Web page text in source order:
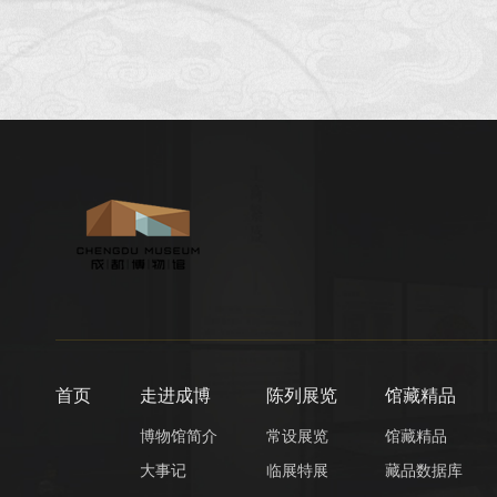
首页 走进成博
博物馆简介
大事记
陈列展览
常设展览
临展特展
馆藏精品
馆藏精品
藏品数据库